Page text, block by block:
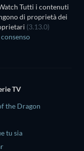
Tutti i contenuti
di proprietà dei
(3.13.0)
TV
the Dragon
tu sia